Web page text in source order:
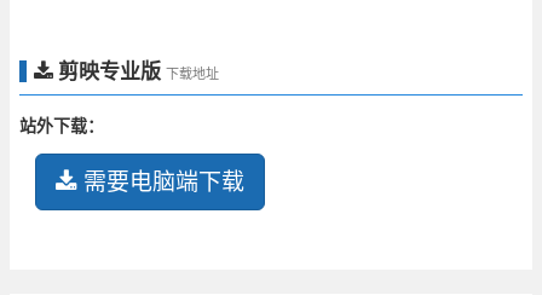
剪映专业版 下载地址
站外下载：
需要电脑端下载